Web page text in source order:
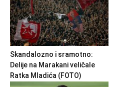
Skandalozno i sramotno:
Delije na Marakani veličale
Ratka Mladića (FOTO)